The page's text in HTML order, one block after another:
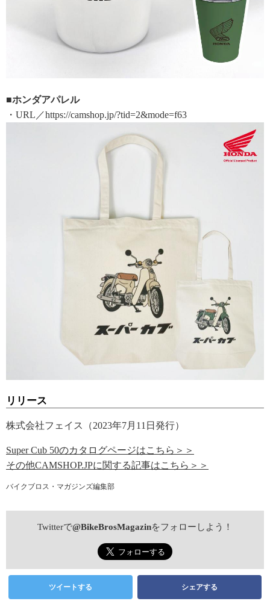
■ホンダアパレル
・URL／https://camshop.jp/?tid=2&mode=f63
リリース
株式会社フェイス（2023年7月11日発行）
Super Cub 50のカタログページはこちら＞＞
その他CAMSHOP.JPに関する記事はこちら＞＞
バイクブロス・マガジンズ編集部
Twitterで@BikeBrosMagazinをフォローしよう！
ツイートする シェアする